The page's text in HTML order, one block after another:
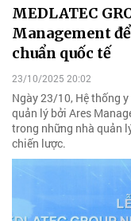
MEDLATEC
Management
chuẩn quốc tế
23/10/2025 20:02
Ngày 23/10, Hệ thống
quản lý bởi Ares
trong những nhà quản
chiến lược.